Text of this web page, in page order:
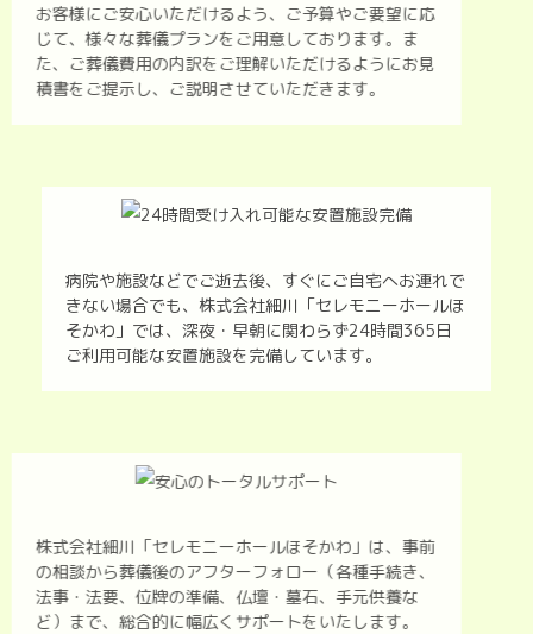
お客様にご安心いただけるよう、ご予算やご要望に応
じて、様々な葬儀プランをご用意しております。ま
た、ご葬儀費用の内訳をご理解いただけるようにお見
積書をご提示し、ご説明させていただきます。
病院や施設などでご逝去後、すぐにご自宅へお連れで
きない場合でも、株式会社細川「セレモニーホールほ
そかわ」では、深夜・早朝に関わらず24時間365日
ご利用可能な安置施設を完備しています。
株式会社細川「セレモニーホールほそかわ」は、事前
の相談から葬儀後のアフターフォロー（各種手続き、
法事・法要、位牌の準備、仏壇・墓石、手元供養な
ど）まで、総合的に幅広くサポートをいたします。